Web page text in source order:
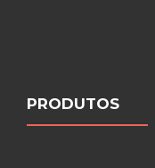
PRODUTOS